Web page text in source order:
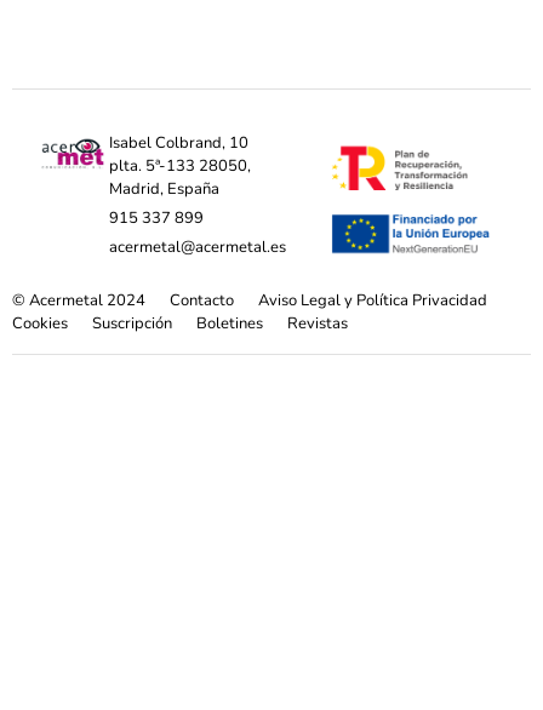
Isabel Colbrand, 10
plta. 5ª-133 28050,
Madrid, España
915 337 899
acermetal@acermetal.es
© Acermetal 2024 Contacto
Aviso Legal y Política Privacidad
Cookies
Suscripción Boletines Revistas